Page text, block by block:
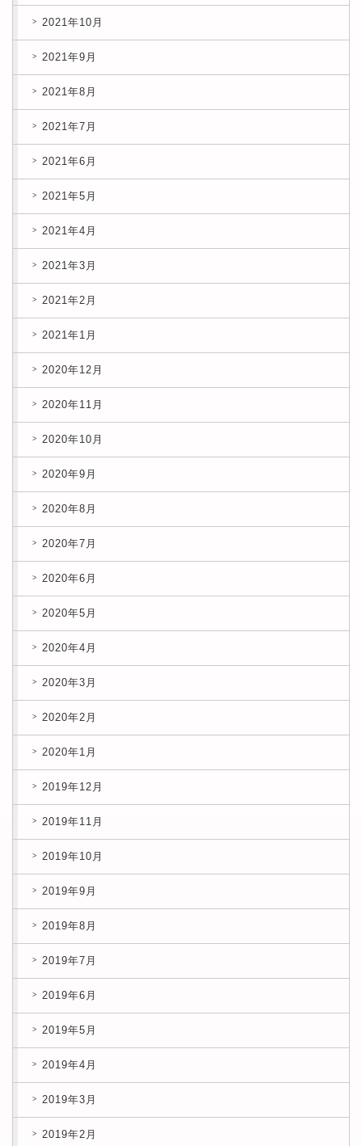
2021年10月
2021年9月
2021年8月
2021年7月
2021年6月
2021年5月
2021年4月
2021年3月
2021年2月
2021年1月
2020年12月
2020年11月
2020年10月
2020年9月
2020年8月
2020年7月
2020年6月
2020年5月
2020年4月
2020年3月
2020年2月
2020年1月
2019年12月
2019年11月
2019年10月
2019年9月
2019年8月
2019年7月
2019年6月
2019年5月
2019年4月
2019年3月
2019年2月